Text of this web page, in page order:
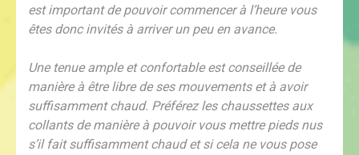
est important de pouvoir commencer à l’heure vous
êtes donc invités à arriver un peu en avance.
Une tenue ample et confortable est conseillée de
manière à être libre de ses mouvements et à avoir
suffisamment chaud. Préférez les chaussettes aux
collants de manière à pouvoir vous mettre pieds nus
s’il fait suffisamment chaud et si cela ne vous pose